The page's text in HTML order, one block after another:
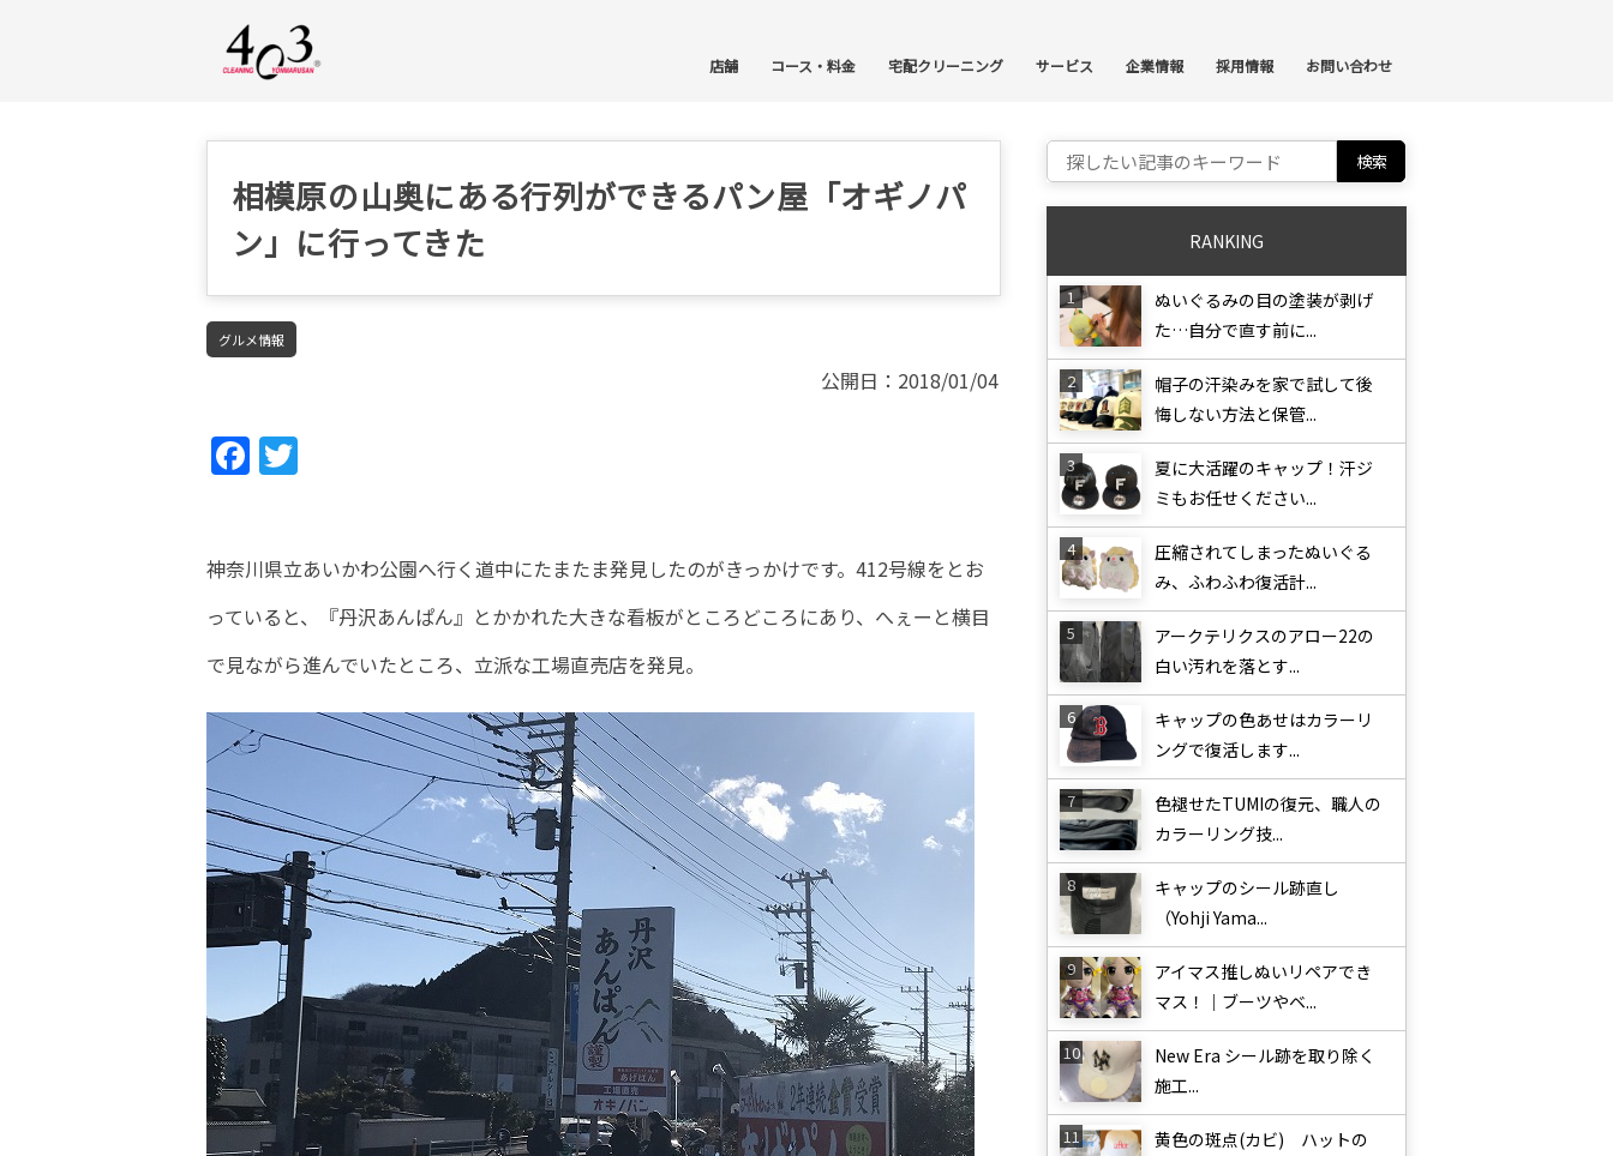
店舗 コース・料金 宅配クリーニング サービス 企業情報 採用情報 お問い合わせ
相模原の山奥にある行列ができるパン屋「オギノパ
ン」に行ってきた
グルメ情報
公開日：2018/01/04
Fac
神奈川県立あいかわ公園へ行く道中にたまたま発見したのがきっかけです。412号線をとお
っていると、『丹沢あんぱん』とかかれた大きな看板がところどころにあり、へぇーと横目
で見ながら進んでいたところ、立派な工場直売店を発見。
Search for:
RANKING
ぬいぐるみの目の塗装が剥げ
た…自分で直す前に...
帽子の汗染みを家で試して後
悔しない方法と保管...
夏に大活躍のキャップ！汗ジ
ミもお任せください...
圧縮されてしまったぬいぐる
み、ふわふわ復活計...
アークテリクスのアロー22の
白い汚れを落とす...
キャップの色あせはカラーリ
ングで復活します...
色褪せたTUMIの復元、職人の
カラーリング技...
キャップのシール跡直し
（Yohji Yama...
アイマス推しぬいリペアでき
マス！｜ブーツやベ...
New Era シール跡を取り除く
施工...
黄色の斑点(カビ) ハットの